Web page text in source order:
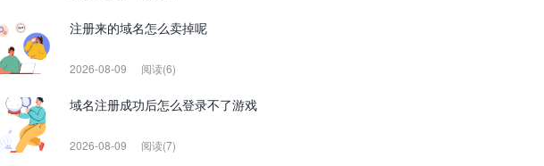
注册来的域名怎么卖掉呢
2026-08-09 阅读(6)
域名注册成功后怎么登录不了游戏
2026-08-09 阅读(7)